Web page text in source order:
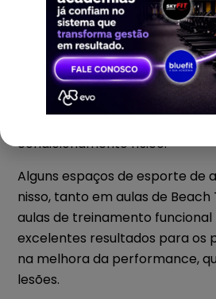
Ninguém está sugerindo que
disputar campeonatos e
(embora seja o caminho
começam de forma
que você possa melhorar a
condicionamento físico.
Alguns espaços de esporte de
nisso, tanto em aulas de Beach
aulas de treinamento funcional
excelentes resultados para os
na melhora da performance,
lesões.